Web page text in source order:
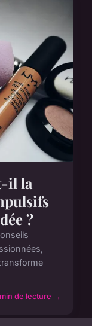
il la
?
de lecture →